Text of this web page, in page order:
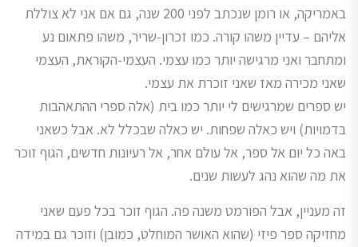
באמריקה, או רומן שנכתב לפני 200 שנה, גם אם אני לא צוללת
אליהם – עדיין משהו קורה. כמו זכרון-שריר, משהו פתאום נע
ומתחבר ואני מרגישה יותר כמו עצמי. העצמי-הקוראת, העצמי
שאני מכירה מאז שאני זוכרת את עצמי.
יש ספרים שמרגישים לי יותר כמו בית (אלה ספרי ההתאהבות
בדמויות) ויש כאלה שפחות. יש כאלה שבכלל לא. אבל כשאני
באה כל יום אל ספר, אל עולם אחר, אל רעיונות חדשים, הגוף זוכר
את מה שהוא נהג לעשות שנים.
זה מעניין, אבל הפורמט משנה פה. הגוף זוכר בכל פעם שאני
מחזיקה ספר פיזי (שהוא האושר המוחלט, כמובן) וזוכר גם במידה